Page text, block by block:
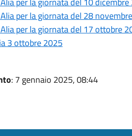
per la giornata del 28
per la giornata del 17 ottobre
3 ottobre 2025
: 7 gennaio 2025, 08:44